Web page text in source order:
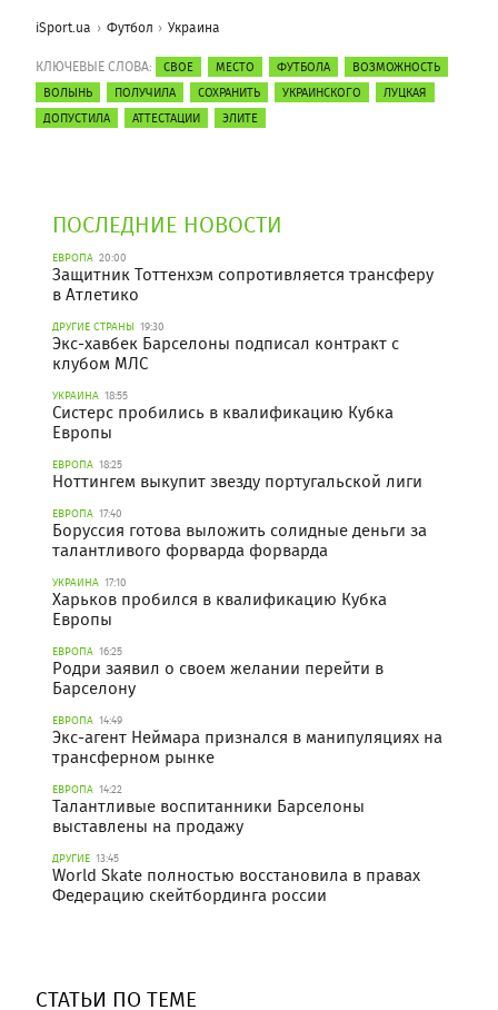
iSport.ua Футбол Украина
КЛЮЧЕВЫЕ СЛОВА: СВОЕ МЕСТО ФУТБОЛА
ВОЗМОЖНОСТЬ
ВОЛЫНЬ
ПОЛУЧИЛА СОХРАНИТЬ УКРАИНСКОГО
ЛУЦКАЯ
ДОПУСТИЛА
АТТЕСТАЦИИ ЭЛИТЕ
ПОСЛЕДНИЕ НОВОСТИ
ЕВРОПА 20:00
Защитник Тоттенхэм сопротивляется трансферу
в Атлетико
ДРУГИЕ СТРАНЫ 19:30
Экс-хавбек Барселоны подписал контракт с
клубом МЛС
УКРАИНА 18:55
Систерс пробились в квалификацию Кубка
Европы
ЕВРОПА 18:25
Ноттингем выкупит звезду португальской лиги
ЕВРОПА 17:40
Боруссия готова выложить солидные деньги за
талантливого форварда форварда
УКРАИНА 17:10
Харьков пробился в квалификацию Кубка
Европы
ЕВРОПА 16:25
Родри заявил о своем желании перейти в
Барселону
ЕВРОПА 14:49
Экс-агент Неймара признался в манипуляциях на
трансферном рынке
ЕВРОПА 14:22
Талантливые воспитанники Барселоны
выставлены на продажу
ДРУГИЕ 13:45
World Skate полностью восстановила в правах
Федерацию скейтбординга россии
СТАТЬИ ПО ТЕМЕ